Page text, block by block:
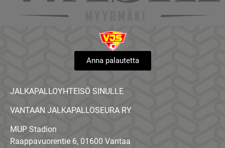
Anna palautetta
JALKAPALLOYHTEISÖ SINULLE
VANTAAN JALKAPALLOSEURA RY
MUP Stadion
Raappavuorentie 6, 01600 Vantaa